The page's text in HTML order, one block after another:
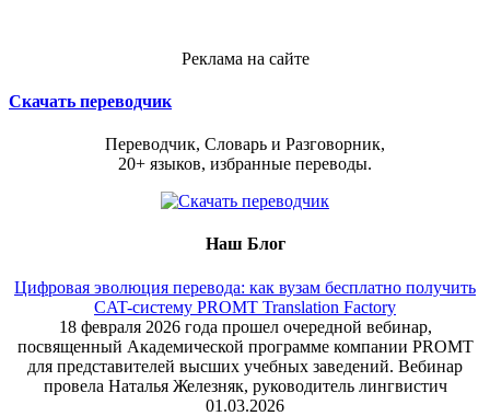
Реклама на сайте
Скачать переводчик
Переводчик, Словарь и Разговорник,
20+ языков, избранные переводы.
Наш Блог
Цифровая эволюция перевода: как вузам бесплатно получить
CAT-систему PROMT Translation Factory
18 февраля 2026 года прошел очередной вебинар,
посвященный Академической программе компании PROMT
для представителей высших учебных заведений. Вебинар
провела Наталья Железняк, руководитель лингвистич
01.03.2026